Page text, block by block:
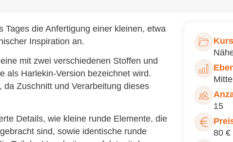
die Anfertigung einer kleinen, etwa
Inspiration an.
mit zwei verschiedenen Stoffen und
als Harlekin-Version bezeichnet wird.
da Zuschnitt und Verarbeitung dieses
Details, wie kleine runde Elemente, die
sind, sowie identische runde
15
80 €